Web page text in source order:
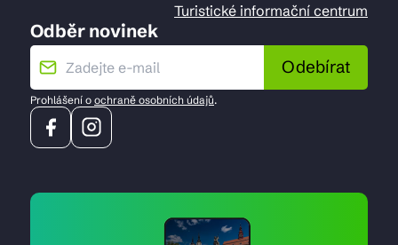
Turistické informační centrum
Odběr novinek
Odebírat
Prohlášení o ochraně osobních údajů.